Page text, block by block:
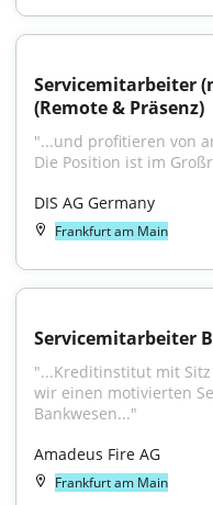
Servicemitarbeiter
(Remote & Präsenz)
"...und profitieren von
Die Position ist im
DIS AG Germany
Frankfurt am Main
Servicemitarbeiter
"...Kreditinstitut mit
wir einen motivierten
Bankwesen..."
Amadeus Fire AG
Frankfurt am Main